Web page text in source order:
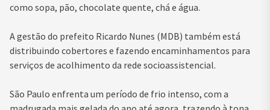
como sopa, pão, chocolate quente, chá e água.
A gestão do prefeito Ricardo Nunes (MDB) também está
distribuindo cobertores e fazendo encaminhamentos para
serviços de acolhimento da rede socioassistencial.
São Paulo enfrenta um período de frio intenso, com a